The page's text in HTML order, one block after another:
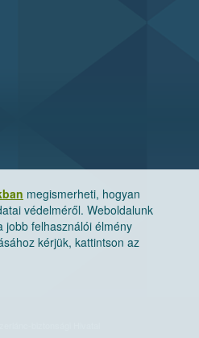
megismerheti, hogyan
védelméről. Weboldalunk
jobb felhasználói élmény
kérjük, kattintson az
biztonsági Hivatal